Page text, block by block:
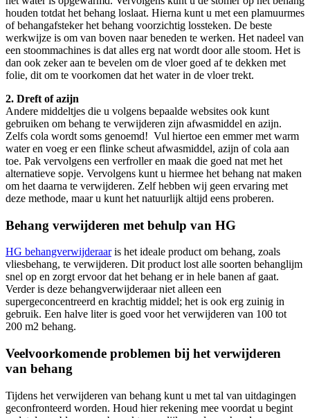
houden totdat het behang loslaat. Hierna kunt u met een plamuurmes
of behangafsteker het behang voorzichtig lossteken. De beste
werkwijze is om van boven naar beneden te werken. Het nadeel van
een stoommachines is dat alles erg nat wordt door alle stoom. Het is
dan ook zeker aan te bevelen om de vloer goed af te dekken met
folie, dit om te voorkomen dat het water in de vloer trekt.
2. Dreft of azijn
Andere middeltjes die u volgens bepaalde websites ook kunt
gebruiken om behang te verwijderen zijn afwasmiddel en azijn.
Zelfs cola wordt soms genoemd! Vul hiertoe een emmer met warm
water en voeg er een flinke scheut afwasmiddel, azijn of cola aan
toe. Pak vervolgens een verfroller en maak die goed nat met het
alternatieve sopje. Vervolgens kunt u hiermee het behang nat maken
om het daarna te verwijderen. Zelf hebben wij geen ervaring met
deze methode, maar u kunt het natuurlijk altijd eens proberen.
Behang verwijderen met behulp van HG
HG behangverwijderaaris het ideale product om behang, zoals
vliesbehang, te verwijderen. Dit product lost alle soorten behanglijm
snel op en zorgt ervoor dat het behang er in hele banen af gaat.
Verder is deze behangverwijderaar niet alleen een
supergeconcentreerd en krachtig middel; het is ook erg zuinig in
gebruik. Een halve liter is goed voor het verwijderen van 100 tot
200 m2 behang.
Veelvoorkomende problemen bij het verwijderen
van behang
Tijdens het verwijderen van behang kunt u met tal van uitdagingen
geconfronteerd worden. Houd hier rekening mee voordat u begint